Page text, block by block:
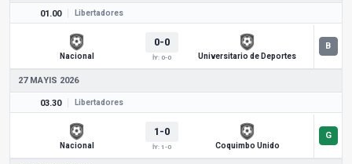
01.00 Libertadores
Nacional
0-0
İY: 0-0 Universitario de Deportes
27 MAYIS 2026
03.30 Libertadores
Nacional
1-0
İY: 1-0 Coquimbo Unido